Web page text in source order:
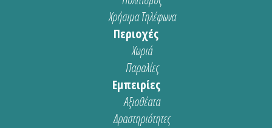
Χρήσιμα Τηλέφωνα
Περιοχές
Χωριά
Παραλίες
Εμπειρίες
Αξιοθέατα
Δραστηριότητες